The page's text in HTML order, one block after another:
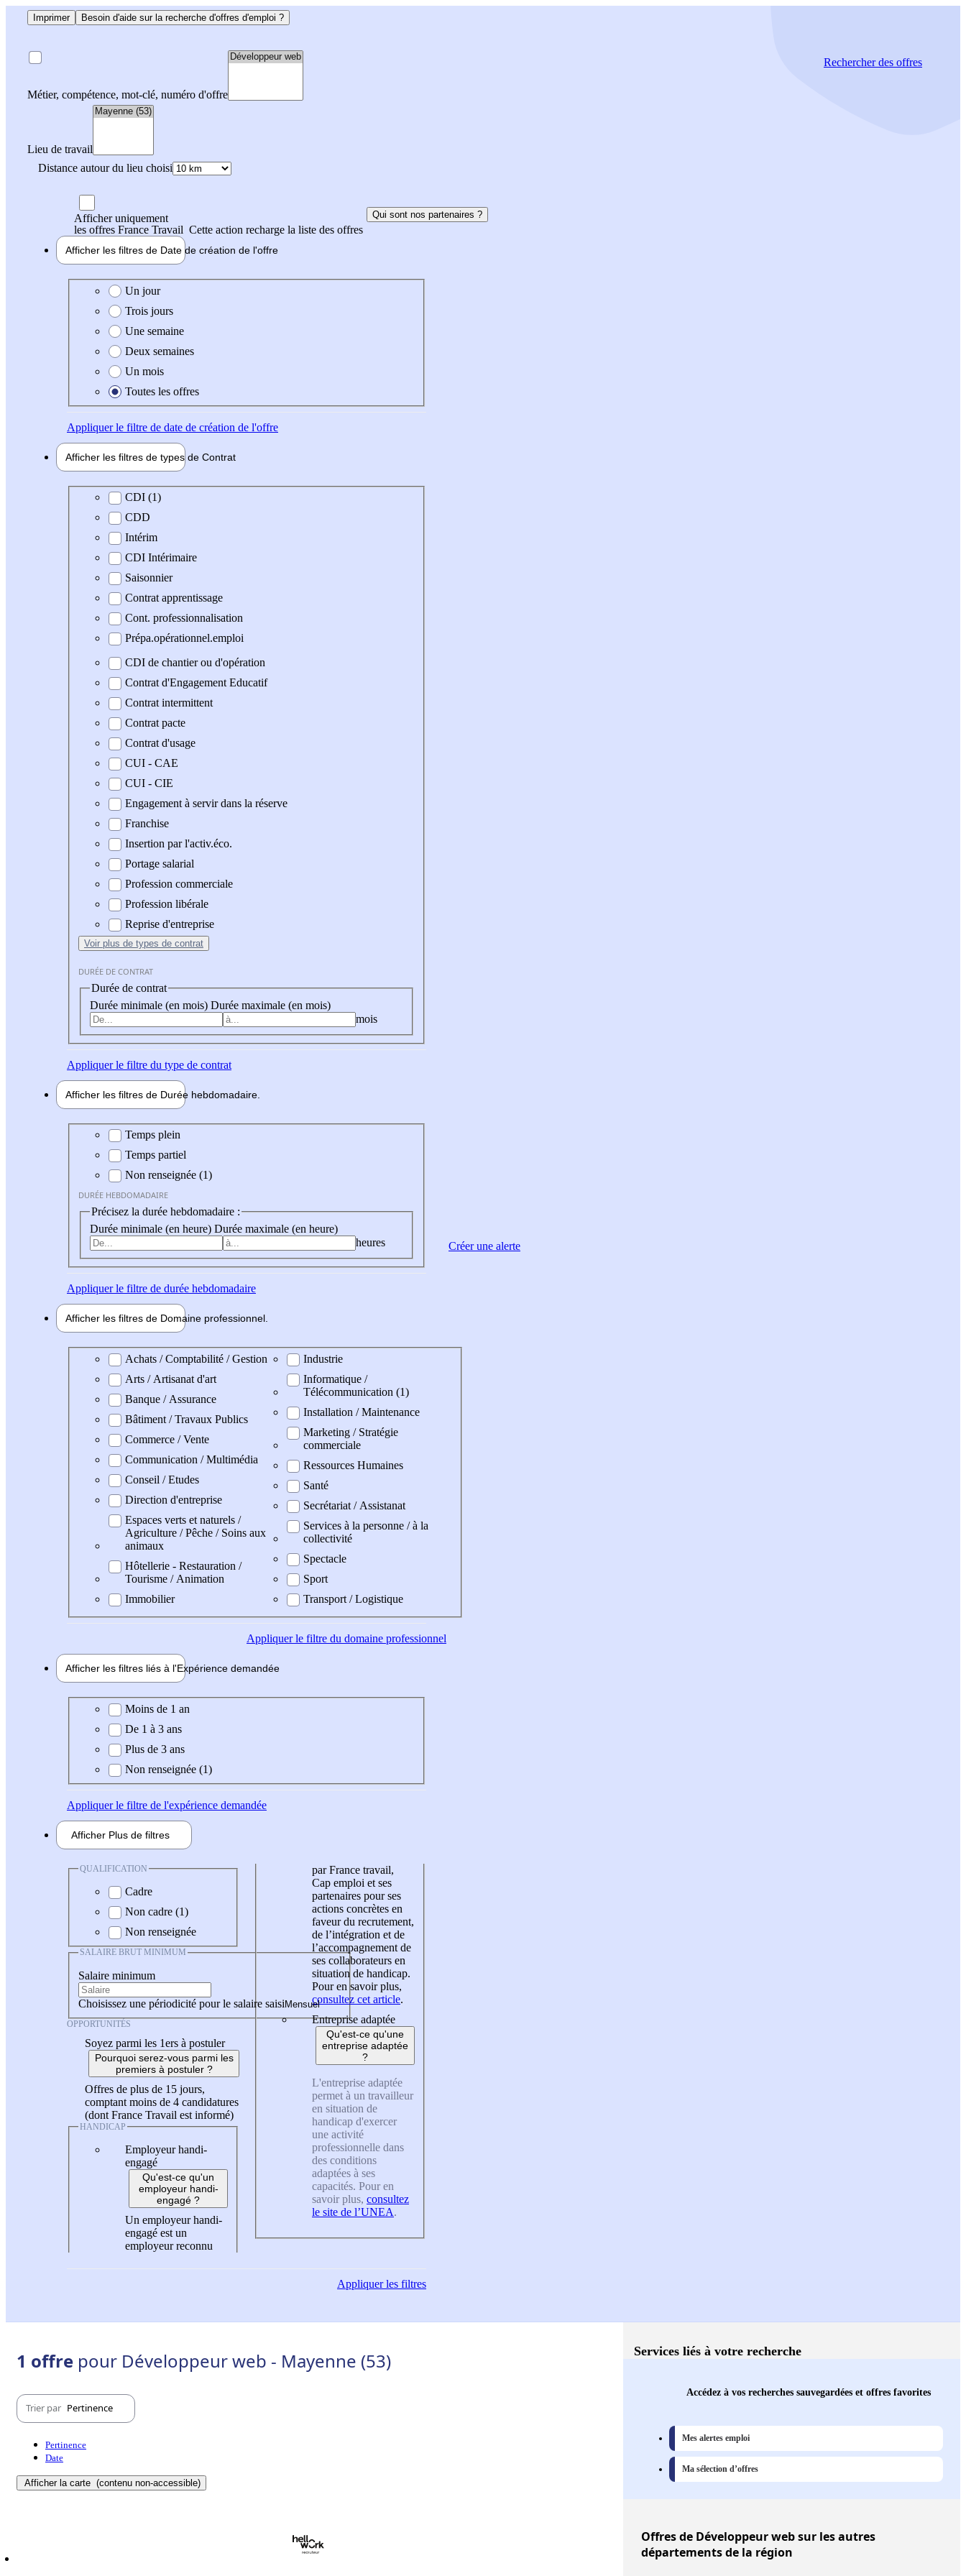
Imprimer Besoin d'aide sur la recherche d'offres d'emploi ?
Métier, compétence, mot-clé, numéro d'offre
Lieu de travail
Distance autour du lieu choisi
Rechercherdes offres
Afficher uniquement
les offres France Travail Cette action recharge la liste des offres
Qui sont nos partenaires ?
Afficher les filtres de Date de création de l'offre
Date de création de l'offre
Un jour
Trois jours
Une semaine
Deux semaines
Un mois
Toutes les offres
Appliquerle filtre de date de création de l'offre
Afficher les filtres de types de Contrat
Type de contrat
CDI (1)
CDD
Intérim
CDI Intérimaire
Saisonnier
Contrat apprentissage
Cont. professionnalisation
Prépa.opérationnel.emploi
CDI de chantier ou d'opération
Contrat d'Engagement Educatif
Contrat intermittent
Contrat pacte
Contrat d'usage
CUI - CAE
CUI - CIE
Engagement à servir dans la réserve
Franchise
Insertion par l'activ.éco.
Portage salarial
Profession commerciale
Profession libérale
Reprise d'entreprise
Voir plus de types de contrat
DURÉE DE CONTRAT
Durée de contrat
Durée minimale (en mois) Durée maximale (en mois)
mois
Appliquerle filtre du type de contrat
Afficher les filtres de Durée hebdomadaire
Durée hebdomadaire
Temps plein
Temps partiel
Non renseignée (1)
DURÉE HEBDOMADAIRE
Précisez la durée hebdomadaire :
Durée minimale (en heure) Durée maximale (en heure)
heures
Appliquerle filtre de durée hebdomadaire
Afficher les filtres de Domaine professionnel
Domaine professionel
Achats / Comptabilité / Gestion
Arts / Artisanat d'art
Banque / Assurance
Bâtiment / Travaux Publics
Commerce / Vente
Communication / Multimédia
Conseil / Etudes
Direction d'entreprise
Espaces verts et naturels /
Agriculture / Pêche / Soins aux
animaux
Hôtellerie - Restauration /
Tourisme / Animation
Immobilier
Industrie
Informatique /
Télécommunication (1)
Installation / Maintenance
Marketing / Stratégie
commerciale
Ressources Humaines
Santé
Secrétariat / Assistanat
Services à la personne / à la
collectivité
Spectacle
Sport
Transport / Logistique
Appliquerle filtre du domaine professionnel
Afficher les filtres liés à l'Expérience demandée
Expérience demandée
Moins de 1 an
De 1 à 3 ans
Plus de 3 ans
Non renseignée (1)
Appliquerle filtre de l'expérience demandée
Afficher Plus de filtres
QUALIFICATION
Cadre
Non cadre (1)
Non renseignée
SALAIRE BRUT MINIMUM
Salaire minimum
Choisissez une périodicité pour le salaire saisi
OPPORTUNITÉS
Soyez parmi les 1ers à postuler
Pourquoi serez-vous parmi les
premiers à postuler ?
Offres de plus de 15 jours,
comptant moins de 4 candidatures
(dont France Travail est informé)
HANDICAP
Employeur handi-
engagé
Qu'est-ce qu'un
employeur handi-
engagé ?
Un employeur handi-
engagé est un
employeur reconnu
par France travail,
Cap emploi et ses
partenaires pour ses
actions concrètes en
faveur du recrutement,
de l’intégration et de
l’accompagnement de
ses collaborateurs en
situation de handicap.
Pour en savoir plus,
consultez cet article.
Entreprise adaptée
Qu'est-ce qu'une
entreprise adaptée
?
L'entreprise adaptée
permet à un travailleur
en situation de
handicap d'exercer
une activité
professionnelle dans
des conditions
adaptées à ses
capacités. Pour en
savoir plus, consultez
le site de l’UNEA.
Appliquerles filtres
Créer une alerte
1 offre pour Développeur web - Mayenne (53)
Trier par Pertinence
Pertinence
Date
Afficher la carte (contenu non-accessible)
Services liés à votre recherche
Accédez à vos recherches sauvegardées et offres favorites
Mes alertes emploi
Ma sélection d’offres
Offresde Développeur web sur les autres
départements de la région